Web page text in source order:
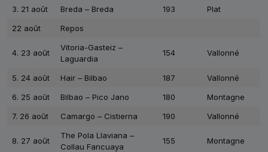
3. 21 août Breda – Breda 193
Plat
22 août
Repos
4. 23 août
Vitoria-Gasteiz –
Laguardia
154 Vallonné
5. 24 août Hair – Bilbao 187
Vallonné
6. 25 août
Bilbao – Pico Jano 180
Montagne
7. 26 août
Camargo – Cistierna 190 Vallonné
8. 27 août
The Pola Llaviana –
Collau Fancuaya
155 Montagne